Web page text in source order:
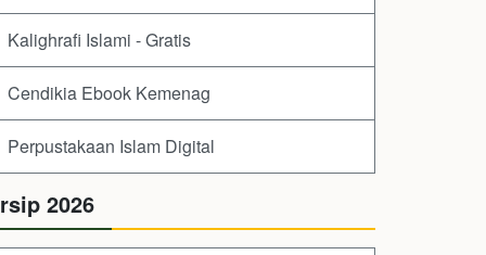
Kalighrafi Islami - Gratis
Cendikia Ebook Kemenag
Perpustakaan Islam Digital
2026